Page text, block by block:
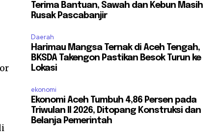
Terima Bantuan, Sawah dan Kebun Masih
Rusak Pascabanjir
Daerah
Harimau Mangsa Ternak di Aceh Tengah,
BKSDA Takengon Pastikan Besok Turun ke
Lokasi
ekonomi
Ekonomi Aceh Tumbuh 4,86 Persen pada
Triwulan II 2026, Ditopang Konstruksi dan
Belanja Pemerintah